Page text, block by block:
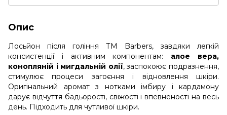
Опис
Лосьйон після гоління ТМ Barbers, завдяки легкій
консистенції і активним компонентам: алое вера,
конопляній і мигдальній олії, заспокоює подразнення,
стимулює процеси загоєння і відновлення шкіри.
Оригінальний аромат з нотками імбиру і кардамону
дарує відчуття бадьорості, свіжості і впевненості на весь
день. Підходить для чутливої ​​шкіри.